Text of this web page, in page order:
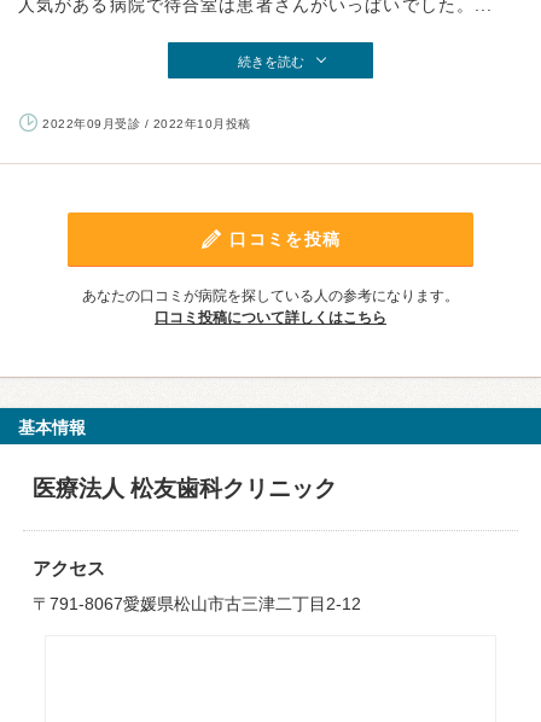
人気がある病院で待合室は患者さんがいっぱいでした。...
続きを読む
2022年09月受診 / 2022年10月投稿
口コミを投稿
あなたの口コミが病院を探している人の参考になります。
口コミ投稿について詳しくはこちら
基本情報
医療法人 松友歯科クリニック
アクセス
〒791-8067愛媛県松山市古三津二丁目2-12